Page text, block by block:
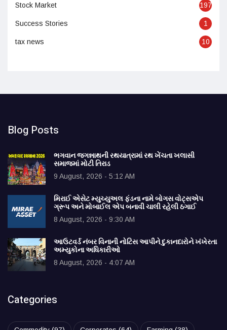
Stock Market 197
Success Stories 1
tax news 10
Blog Posts
ભગવાન જગન્નાથની રથયાત્રામાં રથ ખેંચતા ખલાસી
સમાજમાં મોટી તિરાડ
9 August, 2026 - 5:12 AM
મિરાઈ એસેટ મ્યુચ્યુઅલ ફંડના નામે બોગસ વોટ્સએપ
ગ્રૂપ અને મોબાઈલ એપ બનાવી ચાલી રહેલી ઠગાઈ
8 August, 2026 - 9:30 AM
આઉટવર્ડ નંબર વિનાની નોટિસ આપીને દુકાનદારોને ખંખેરતા
અમ્યુકોના અધિકારીઓ
8 August, 2026 - 4:07 AM
Categories